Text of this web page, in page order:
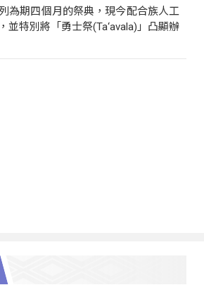
為期四個月的祭典，現今配合族人工
並特別將「勇士祭(Ta‘avala)」凸顯辦